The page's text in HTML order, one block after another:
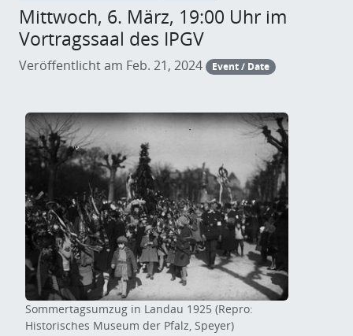
Mittwoch, 6. März, 19:00 Uhr im
Vortragssaal des IPGV
Veröffentlicht am Feb. 21, 2024 Event / Date
Sommertagsumzug in Landau 1925 (Repro:
Historisches Museum der Pfalz, Speyer)